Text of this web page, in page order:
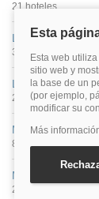
21 hoteles
Logroño
39 hoteles
Lugo
26 hoteles
Madrid
877 hoteles
Málaga
269 hoteles